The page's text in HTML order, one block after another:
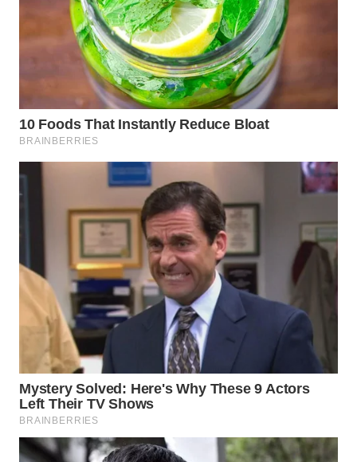
WN
SIMALUNGUN
LABUHANBATU
WN
TAPANULI
WN DELI
WN
TEBING
TINGGI
WN
PAKPAK
WN
KARAWANG